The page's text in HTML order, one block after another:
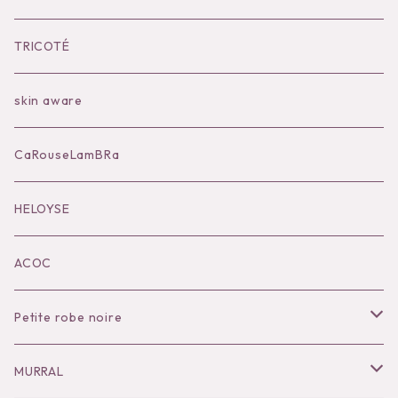
Bilitis dix-sept ans
Outer
Bag
Accessories
Black series
KOKO別注
TRICOTÉ
skin aware
CaRouseLamBRa
HELOYSE
ACOC
Petite robe noire
Necklace
MURRAL